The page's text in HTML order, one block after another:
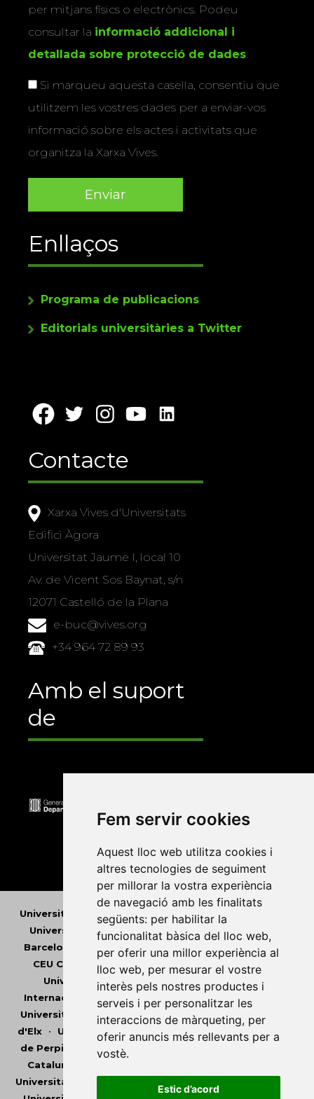
Fem servir cookies
Aquest lloc web utilitza cookies i
altres tecnologies de seguiment
per millorar la vostra experiència
de navegació amb les finalitats
següents: per habilitar la
funcionalitat bàsica del lloc web,
per oferir una millor experiència al
lloc web, per mesurar el vostre
interès pels nostres productes i
serveis i per personalitzar les
interaccions de màrqueting, per
oferir anuncis més rellevants per a
vostè.
Estic d’acord
per mitjans físics o electrònics. Podeu
consultar la informació addicional i
detallada sobre protecció de dades.
Si marqueu aquesta casella, consentiu que
utilitzem les vostres dades per a enviar-vos
informació sobre els actes i activitats que
organitza la Xarxa Vives.
Enllaços
Programa de publicacions
Editorials universitàries a Twitter
Contacte
Xarxa Vives d'Universitats
Edifici Àgora
Universitat Jaume I, local 10
Av. de Vicent Sos Baynat, s/n
12071 Castelló de la Plana
e-buc@vives.org
+34 964 72 89 93
Amb el suport
de
Universitat Abat Oliba CEU •Universitat d'Alacant
Universitat d'Andorra
•
Universitat Autònoma de
Barcelona
Universitat de Barcelona
Universitat
CEU Cardenal Herrera
Universitat de Girona
Universitat de les Illes Balears
Universitat
Internacional de Catalunya
Universitat Jaume I
Universitat de Lleida
• Universitat Miguel Hernández
d'Elx• Universitat Oberta de Catalunya •Universitat
de Perpinyà Via Domitia
Catalunya
Universitat Pompeu Fabra